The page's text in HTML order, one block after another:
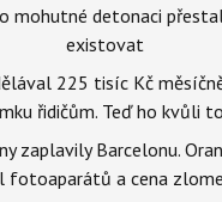
mohutné detonaci
existovat
225 tisíc Kč
řidičům. Teď ho kvůli
zaplavily Barcelonu.
fotoaparátů a cena